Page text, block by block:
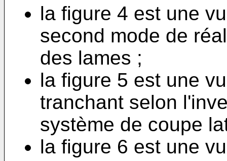
la figure 4 est une
second mode de
des lames ;
la figure 5 est une
tranchant selon
système de coupe
la figure 6 est une